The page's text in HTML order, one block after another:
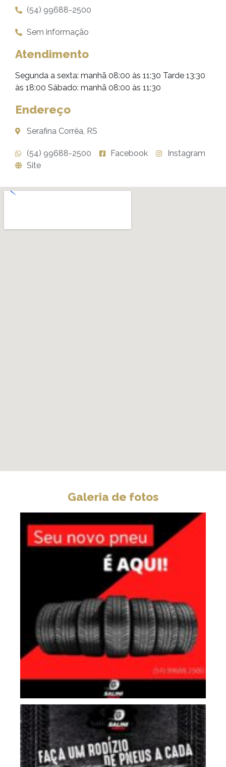
(54) 99688-2500
Sem informação
Atendimento
Segunda a sexta: manhã 08:00 às 11:30 Tarde 13:30
às 18:00 Sábado: manhã 08:00 às 11:30
Endereço
Serafina Corrêa, RS
(54) 99688-2500 Facebook
Instagram
Site
Galeria de fotos